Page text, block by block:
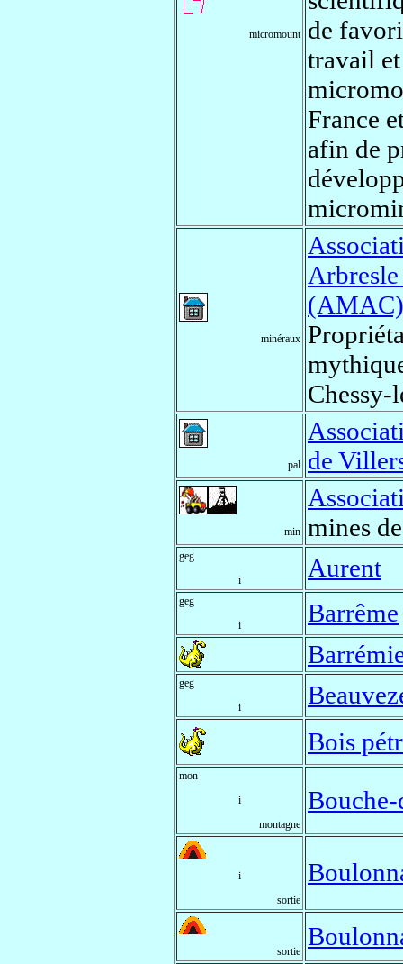
micromount
de
travail
France
afin de
minéraux
(AMAC)
Chessy-
pal
de
min mines
geg
i
Aurent
geg
i
Barrême
geg
i
Bois
mon
i
montagne
i
sortie
sortie